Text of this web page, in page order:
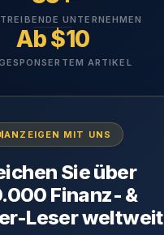
UNTERNEHMEN
Ab $10
ARTIKEL
ANZEIGEN MIT UNS
Sie über
Finanz- &
Leser weltweit